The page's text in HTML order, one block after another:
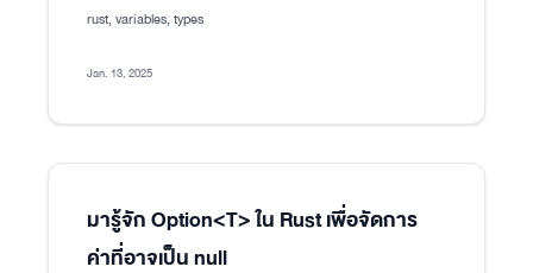
rust, variables, types
Jan. 13, 2025
มารู้จัก Option<T> ใน Rust เพื่อจัดการ
ค่าที่อาจเป็น null